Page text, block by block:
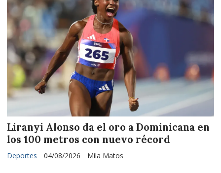
Liranyi Alonso da el oro a Dominicana en
los 100 metros con nuevo récord
Mila Matos
Deportes 04/08/2026